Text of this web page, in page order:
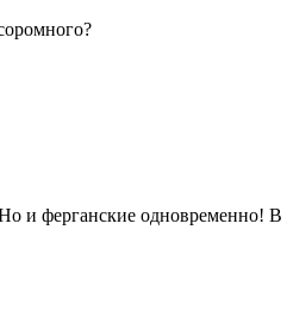
и ферганские одновременно!